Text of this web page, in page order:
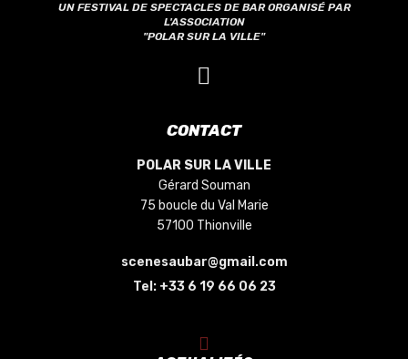
UN FESTIVAL DE SPECTACLES DE BAR ORGANISÉ PAR
L'ASSOCIATION
"POLAR SUR LA VILLE"
CONTACT
POLAR SUR LA VILLE
Gérard Souman
75 boucle du Val Marie
57100 Thionville
scenesaubar@gmail.com
Tel: +33 6 19 66 06 23